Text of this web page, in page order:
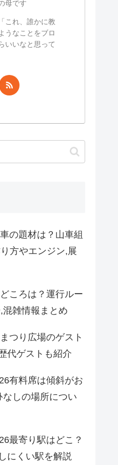
母です
これ、誰かに教
うなことをブロ
いいなと思って
の題材は？山車組
方やエンジン,展
ころは？運行ルー
混雑情報まとめ
つり広場のゲスト
代ゲストも紹介
有料席は傾斜がお
なしの場所につい
最寄り駅はどこ？
にくい駅を解説